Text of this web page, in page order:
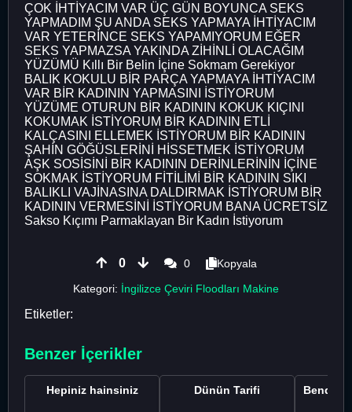
ÇOK İHTİYACIM VAR ÜÇ GÜN BOYUNCA SEKS
YAPMADIM ŞU ANDA SEKS YAPMAYA İHTİYACIM
VAR YETERİNCE SEKS YAPAMIYORUM EĞER
SEKS YAPMAZSA YAKINDA ZİHİNLİ OLACAĞIM
YÜZÜMÜ Kıllı Bir Belin İçine Sokmam Gerekiyor
BALIK KOKULU BİR PARÇA YAPMAYA İHTİYACIM
VAR BİR KADININ YAPMASINI İSTİYORUM
YÜZÜME OTURUN BİR KADININ KOKUK KIÇINI
KOKUMAK İSTİYORUM BİR KADININ ETLİ
KALÇASINI ELLEMEK İSTİYORUM BİR KADININ
ŞAHİN GÖĞÜSLERİNİ HİSSETMEK İSTİYORUM
AŞK SOSİSİNİ BİR KADININ DERİNLERİNİN İÇİNE
SOKMAK İSTİYORUM FİTİLİMİ BİR KADININ SIKI
BALIKLI VAJİNASINA DALDIRMAK İSTİYORUM BİR
KADININ VERMESİNİ İSTİYORUM BANA ÜCRETSİZ
Sakso Kıçımı Parmaklayan Bir Kadın İstiyorum
0 0
Kopyala
Kategori: İngilizce Çeviri Floodları Makine
Etiketler:
Benzer İçerikler
Hepiniz hainsiniz Dünün Tarifi